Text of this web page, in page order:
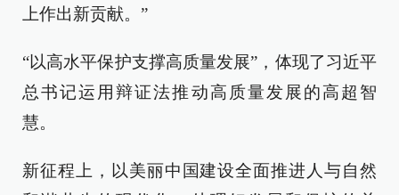
上作出新贡献。”
“以高水平保护支撑高质量发展”，体现了习近平
总书记运用辩证法推动高质量发展的高超智
慧。
新征程上，以美丽中国建设全面推进人与自然